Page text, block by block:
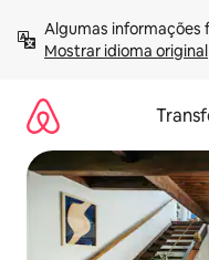
para
Mostrar idioma original